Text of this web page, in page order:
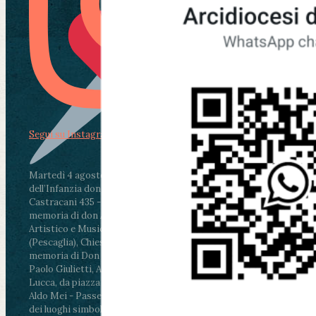
Martedì 4 agosto2026
ore 11:30 - Lucca, Scuola
dell’Infanzia don Aldo Mei - Viale Castruccio
Castracani 435 - Inaugurazione murales in
memoria di don Aldo Mei curato dal Liceo
Artistico e Musicale “Passaglia”
ore 18 - Fiano
(Pescaglia), Chiesa parrocchiale - Messa in
memoria di Don Aldo Mei celebrata da mons.
Paolo Giulietti, Arcivescovo di Lucca
ore 20.30 -
Lucca, da piazza San Michele al Cippo di don
Aldo Mei - Passeggiata della Memoria in alcuni
dei luoghi simbolo della città. Ritrovo alle ore
Segui su Instagram